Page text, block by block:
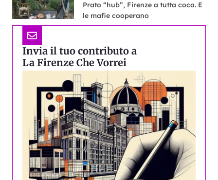
Prato “hub”, Firenze a tutta coca. E
le mafie cooperano
Invia il tuo contributo a
La Firenze Che Vorrei